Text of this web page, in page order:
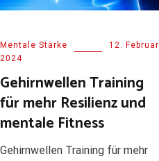
Mentale Stärke
12. Februar
2024
Gehirnwellen Training
für mehr Resilienz und
mentale Fitness
Gehirnwellen Training für mehr